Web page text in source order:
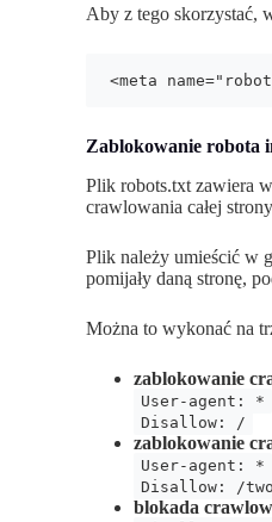
Aby z tego skorzystać,
<meta
Zablokowanie robota
Plik robots.txt zawiera
crawlowania całej
Plik należy umieścić w
pomijały daną stronę,
Można to wykonać na
zablokowanie
User-agent: *
Disallow: /
zablokowanie
User-agent: *
Disallow: /
blokada